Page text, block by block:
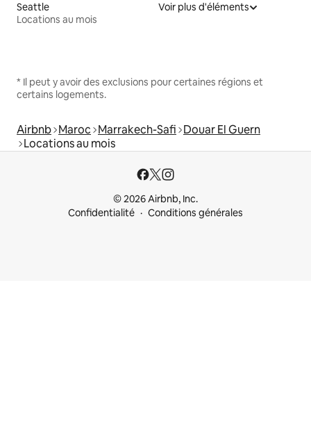
Seattle
Locations au mois
Voir plus d'éléments
* Il peut y avoir des exclusions pour certaines régions et
certains logements.
Airbnb Maroc Marrakech-Safi Douar El Guern
Locations au mois
© 2026 Airbnb, Inc.
Confidentialité
Conditions générales